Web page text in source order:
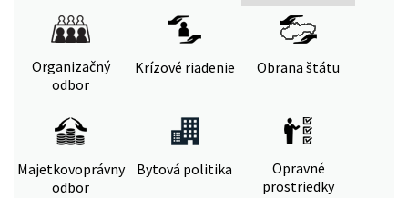
Organizačný
odbor
Krízové riadenie Obrana štátu
Majetkovoprávny
odbor
Bytová politika
Opravné
prostriedky